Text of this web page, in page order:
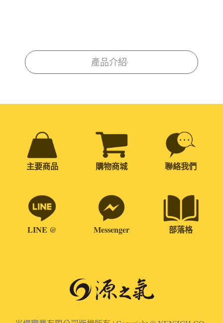
產品介紹
主要商品 購物商城 聯絡我們
LINE @ Messenger 部落格